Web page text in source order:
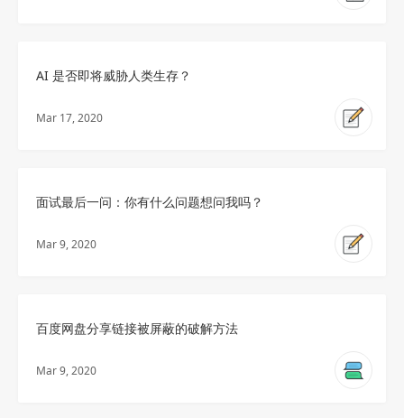
AI 是否即将威胁人类生存？
Mar 17, 2020
面试最后一问：你有什么问题想问我吗？
Mar 9, 2020
百度网盘分享链接被屏蔽的破解方法
Mar 9, 2020